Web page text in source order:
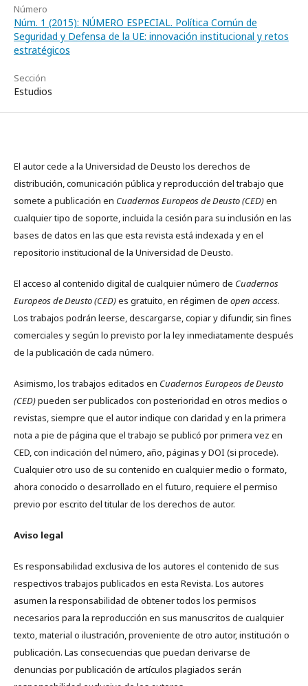
Número
Núm. 1 (2015): NÚMERO ESPECIAL. Política Común de
Seguridad y Defensa de la UE: innovación institucional y retos
estratégicos
Sección
Estudios
El autor cede a la Universidad de Deusto los derechos de
distribución, comunicación pública y reproducción del trabajo que
somete a publicación en Cuadernos Europeos de Deusto (CED)en
cualquier tipo de soporte, incluida la cesión para su inclusión en las
bases de datos en las que esta revista está indexada y en el
repositorio institucional de la Universidad de Deusto.
El acceso al contenido digital de cualquier número de Cuadernos
Europeos de Deusto (CED)es gratuito, en régimen de open access.
Los trabajos podrán leerse, descargarse, copiar y difundir, sin fines
comerciales y según lo previsto por la ley inmediatamente después
de la publicación de cada número.
Asimismo, los trabajos editados en Cuadernos Europeos de Deusto
(CED)pueden ser publicados con posterioridad en otros medios o
revistas, siempre que el autor indique con claridad y en la primera
nota a pie de página que el trabajo se publicó por primera vez en
CED, con indicación del número, año, páginas y DOI (si procede).
Cualquier otro uso de su contenido en cualquier medio o formato,
ahora conocido o desarrollado en el futuro, requiere el permiso
previo por escrito del titular de los derechos de autor.
Aviso legal
Es responsabilidad exclusiva de los autores el contenido de sus
respectivos trabajos publicados en esta Revista. Los autores
asumen la responsabilidad de obtener todos los permisos
necesarios para la reproducción en sus manuscritos de cualquier
texto, material o ilustración, proveniente de otro autor, institución o
publicación. Las consecuencias que puedan derivarse de
denuncias por publicación de artículos plagiados serán